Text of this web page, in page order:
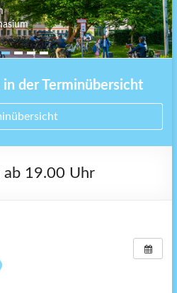
der Terminübersicht
ab 19.00 Uhr